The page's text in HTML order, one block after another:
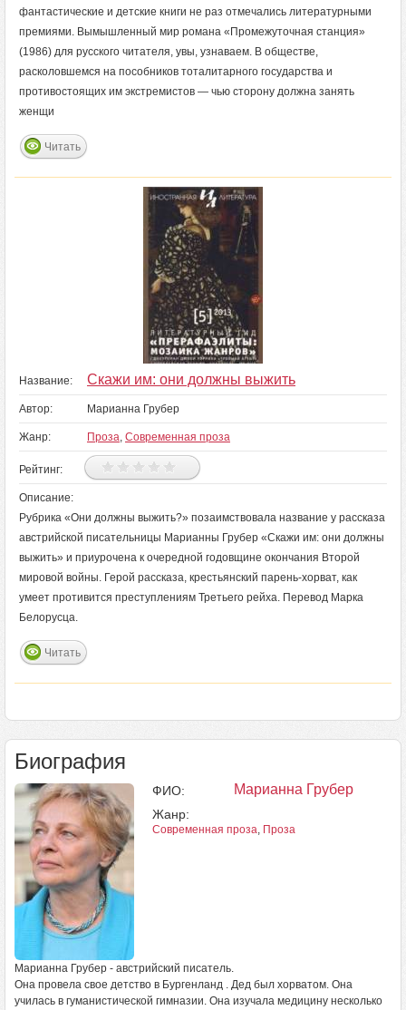
фантастические и детские книги не раз отмечались литературными
премиями. Вымышленный мир романа «Промежуточная станция»
(1986) для русского читателя, увы, узнаваем. В обществе,
расколовшемся на пособников тоталитарного государства и
противостоящих им экстремистов — чью сторону должна занять
женщи
Читать
Название: Скажи им: они должны выжить
Автор: Марианна Грубер
Жанр: Проза, Современная проза
Рейтинг:
Описание:
Рубрика «Они должны выжить?» позаимствовала название у рассказа
австрийской писательницы Марианны Грубер «Скажи им: они должны
выжить» и приурочена к очередной годовщине окончания Второй
мировой войны. Герой рассказа, крестьянский парень-хорват, как
умеет противится преступлениям Третьего рейха. Перевод Марка
Белорусца.
Читать
Биография
ФИО: Марианна Грубер
Жанр:
Современная проза, Проза
Марианна Грубер - австрийский писатель.
Она провела свое детство в Бургенланд . Дед был хорватом. Она
училась в гуманистической гимназии. Она изучала медицину несколько